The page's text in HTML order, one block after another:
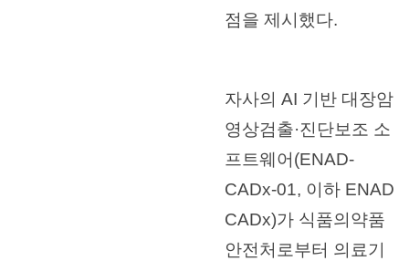
점을 제시했다.
자사의 AI 기반 대장암
영상검출·진단보조 소
프트웨어(ENAD-
CADx-01, 이하 ENAD
CADx)가 식품의약품
안전처로부터 의료기